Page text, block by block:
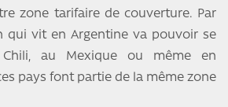
zone tarifaire de couverture. Par
qui vit en Argentine va pouvoir se
au Mexique ou même en
pays font partie de la même zone